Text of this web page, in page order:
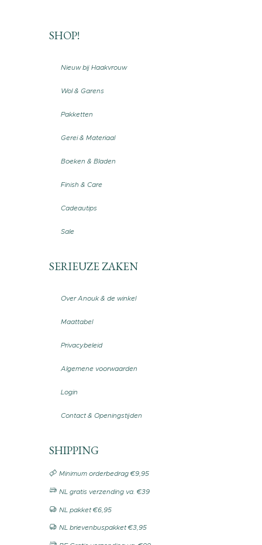
SHOP!
Nieuw bij Haakvrouw
Wol & Garens
Pakketten
Gerei & Materiaal
Boeken & Bladen
Finish & Care
Cadeautips
Sale
SERIEUZE ZAKEN
Over Anouk & de winkel
Maattabel
Privacybeleid
Algemene voorwaarden
Login
Contact & Openingstijden
SHIPPING
Minimum orderbedrag €9,95
NL gratis verzending va. €39
NL pakket €6,95
NL brievenbuspakket €3,95